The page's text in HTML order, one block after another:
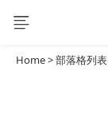
Home>部落格列表